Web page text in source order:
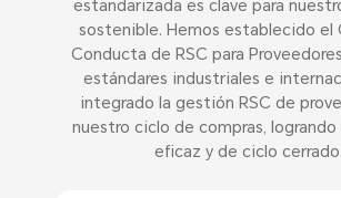
estandarizada es clave para
sostenible. Hemos establecido el
Conducta de RSC para
estándares industriales e
integrado la gestión RSC de
nuestro ciclo de compras, logrando
eficaz y de ciclo cerrado.